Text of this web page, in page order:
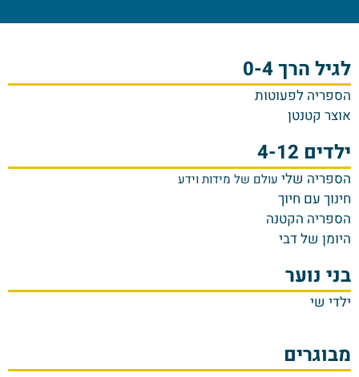
לגיל הרך 0-4
הספריה לפעוטות
אוצר קטנטן
ילדים 4-12
הספריה שלי עולם של מידות וידע
חינוך עם חיוך
הספריה הקטנה
היומן של דבי
בני נוער
ילדי שי
מבוגרים